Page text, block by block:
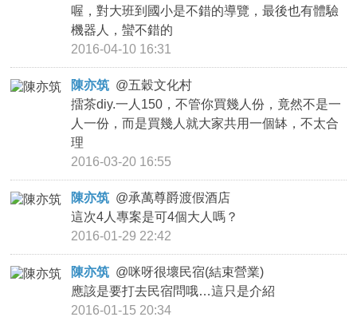
喔，對大班到國小是不錯的導覽，最後也有體驗
機器人，蠻不錯的
2016-04-10 16:31
陳亦筑 @五穀文化村
擂茶diy.一人150，不管你買幾人份，竟然不是一
人一份，而是買幾人就大家共用一個缽，不太合
理
2016-03-20 16:55
陳亦筑 @承萬尊爵渡假酒店
這次4人專案是可4個大人嗎？
2016-01-29 22:42
陳亦筑 @咪呀很壞民宿(結束營業)
應該是要打去民宿問哦…這只是介紹
2016-01-15 20:34